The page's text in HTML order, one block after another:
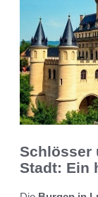
Schlösser
Stadt: Ein